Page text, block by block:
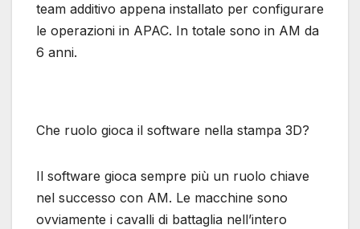
team additivo appena installato per configurare
le operazioni in APAC. In totale sono in AM da
6 anni.
Che ruolo gioca il software nella stampa 3D?
Il software gioca sempre più un ruolo chiave
nel successo con AM. Le macchine sono
ovviamente i cavalli di battaglia nell’intero